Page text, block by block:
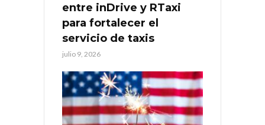
entre inDrive y RTaxi
para fortalecer el
servicio de taxis
julio 9, 2026